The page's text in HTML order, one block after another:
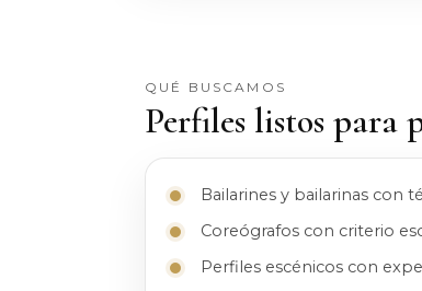
QUÉ BUSCAMOS
Perfiles listos para
Bailarines y bailarinas con
Coreógrafos con criterio
Perfiles escénicos con